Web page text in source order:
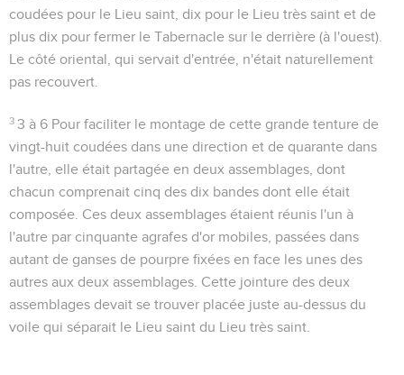
coudées pour le Lieu saint, dix pour le Lieu très saint et de
plus dix pour fermer le Tabernacle sur le derrière (à l'ouest).
Le côté oriental, qui servait d'entrée, n'était naturellement
pas recouvert.
3 3 à 6 Pour faciliter le montage de cette grande tenture de
vingt-huit coudées dans une direction et de quarante dans
l'autre, elle était partagée en deux assemblages, dont
chacun comprenait cinq des dix bandes dont elle était
composée. Ces deux assemblages étaient réunis l'un à
l'autre par cinquante agrafes d'or mobiles, passées dans
autant de ganses de pourpre fixées en face les unes des
autres aux deux assemblages. Cette jointure des deux
assemblages devait se trouver placée juste au-dessus du
voile qui séparait le Lieu saint du Lieu très saint.